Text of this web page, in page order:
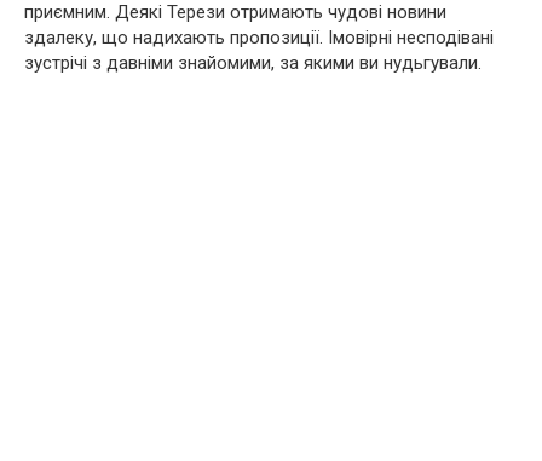
приємним. Деякі Терези отримають чудові новини
здалеку, що надихають пропозиції. Імовірні несподівані
зустрічі з давніми знайомими, за якими ви нудьгували.